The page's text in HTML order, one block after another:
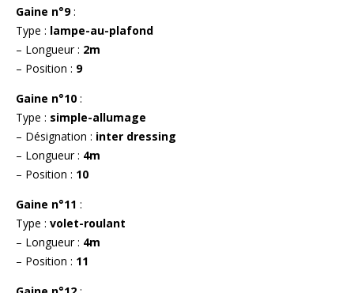
Gaine n°9:
Type : lampe-au-plafond
– Longueur : 2m
– Position : 9
Gaine n°10 :
Type : simple-allumage
– Désignation : inter dressing
– Longueur : 4m
– Position : 10
Gaine n°11 :
Type : volet-roulant
– Longueur : 4m
– Position : 11